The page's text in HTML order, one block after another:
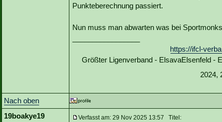
Punkteberechnung passiert.
Nun muss man abwarten was bei
https://ifcl-
Größter Ligenverband - ElsavaElsenfeld -
2024,
Nach oben
19boakye19
Verfasst am: 29 Nov 2025 13:57 Titel: